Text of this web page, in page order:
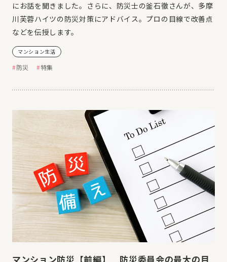
にお話を聞きました。さらに、防災士の釜石徹さんが、多摩
川芙蓉ハイツの防災対策にアドバイス。プロの目線で改善点
などを伝授します。
マンション生活
防災 特集
マンション防災【前編】 防災委員会の最大の目